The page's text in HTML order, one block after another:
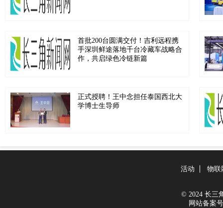
首批200台圆满交付！吉利远程携
手深圳鲜途落地千台冷藏车战略合
作，共启绿色冷链新篇
正式授聘！王中念担任泰国西北大
学博士生导师
活动 物联
© 2024 长三
网站备案